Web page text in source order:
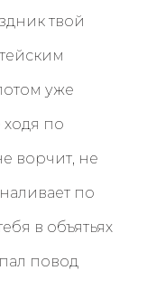
твой
уже
ходя по
ворчит, не
по
в объятьях
повод